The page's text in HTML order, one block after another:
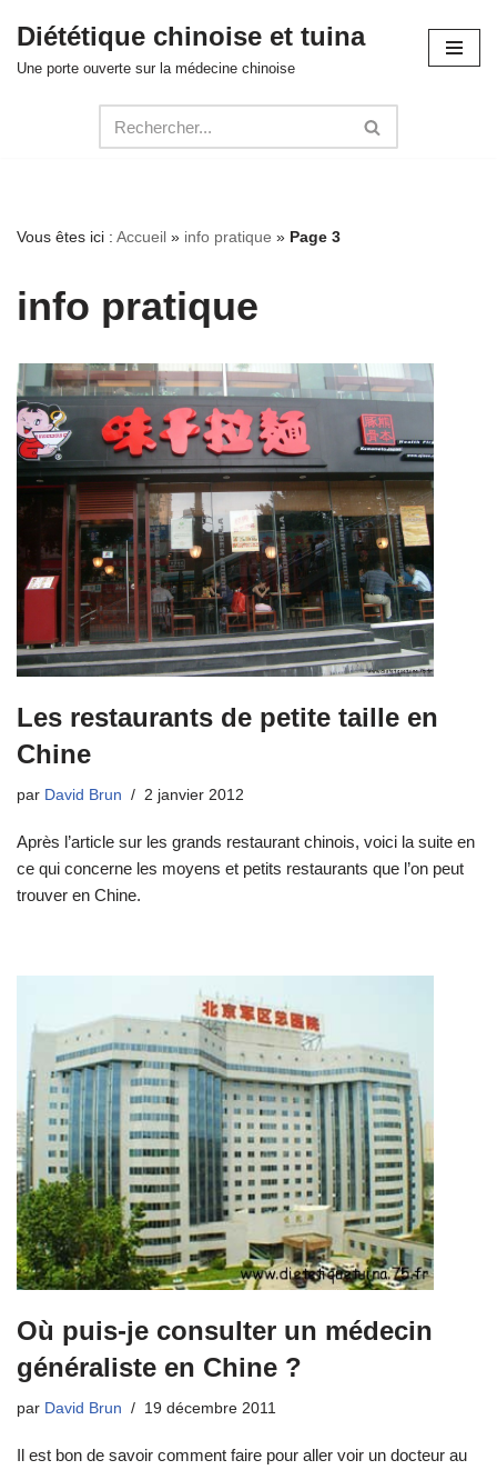
Aller
Diététique chinoise et tuina
Une porte ouverte sur la médecine chinoise
Vous êtes ici : Accueil » info pratique » Page 3
info pratique
Les restaurants de petite taille en
Chine
par David Brun 2 janvier 2012
Après l’article sur les grands restaurant chinois, voici la suite en
ce qui concerne les moyens et petits restaurants que l’on peut
trouver en Chine.
Où puis-je consulter un médecin
généraliste en Chine ?
par David Brun 19 décembre 2011
Il est bon de savoir comment faire pour aller voir un docteur au